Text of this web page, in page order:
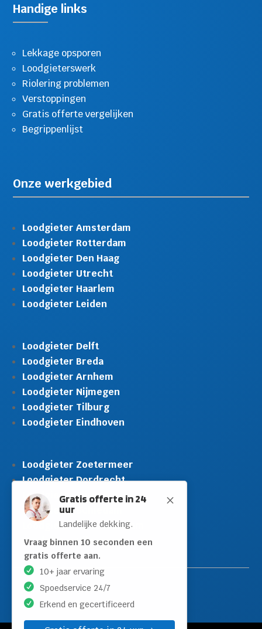
M
Gratis offerte in 24
uur
Landelijke dekking.
Vraag binnen 10 seconden een
gratis offerte aan.
10+ jaar ervaring
Spoedservice 24/7
Erkend en gecertificeerd
Handige links
Lekkage opsporen
Loodgieterswerk
Riolering problemen
Verstoppingen
Gratis offerte vergelijken
Begrippenlijst
Onze werkgebied
Loodgieter Amsterdam
Loodgieter Rotterdam
Loodgieter Den Haag
Loodgieter Utrecht
Loodgieter Haarlem
Loodgieter Leiden
Loodgieter Delft
Loodgieter Breda
Loodgieter Arnhem
Loodgieter Nijmegen
Loodgieter Tilburg
Loodgieter Eindhoven
Loodgieter Zoetermeer
Loodgieter Dordrecht
Loodgieter Rijswijk
Loodgieter Schiedam
Loodgieter Leidschendam
Loodgieter Hilversum